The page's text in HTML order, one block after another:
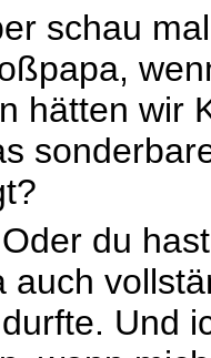
schau
hätten wir
du
auch
Und